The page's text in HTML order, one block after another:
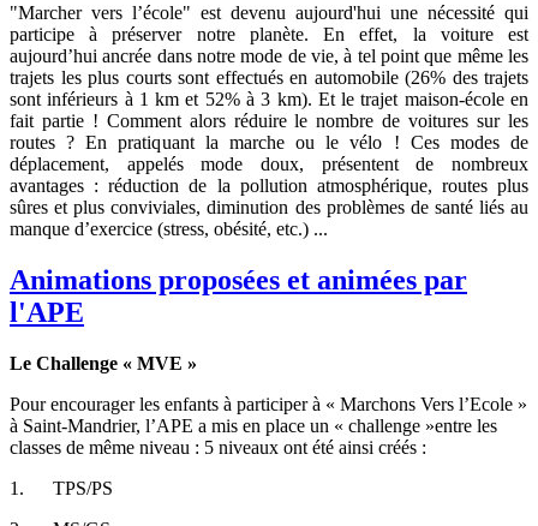
"Marcher vers l’école" est devenu aujourd'hui une nécessité qui
participe à préserver notre planète. En effet, la voiture est
aujourd’hui ancrée dans notre mode de vie, à tel point que même les
trajets les plus courts sont effectués en automobile (26% des trajets
sont inférieurs à 1 km et 52% à 3 km). Et le trajet maison-école en
fait partie ! Comment alors réduire le nombre de voitures sur les
routes ? En pratiquant la marche ou le vélo ! Ces modes de
déplacement, appelés mode doux, présentent de nombreux
avantages : réduction de la pollution atmosphérique, routes plus
sûres et plus conviviales, diminution des problèmes de santé liés au
manque d’exercice (stress, obésité, etc.) ...
Animations proposées et animées par
l'APE
Le Challenge « MVE »
Pour encourager les enfants à participer à « Marchons Vers l’Ecole »
à Saint-Mandrier, l’APE a mis en place un « challenge »entre les
classes de même niveau : 5 niveaux ont été ainsi créés :
1. TPS/PS